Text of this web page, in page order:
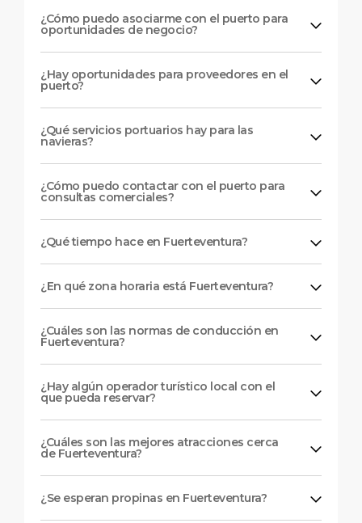
¿Cómo puedo asociarme con el puerto para
oportunidades de negocio?
¿Hay oportunidades para proveedores en el
puerto?
¿Qué servicios portuarios hay para las
navieras?
¿Cómo puedo contactar con el puerto para
consultas comerciales?
¿Qué tiempo hace en Fuerteventura?
¿En qué zona horaria está Fuerteventura?
¿Cuáles son las normas de conducción en
Fuerteventura?
¿Hay algún operador turístico local con el
que pueda reservar?
¿Cuáles son las mejores atracciones cerca
de Fuerteventura?
¿Se esperan propinas en Fuerteventura?